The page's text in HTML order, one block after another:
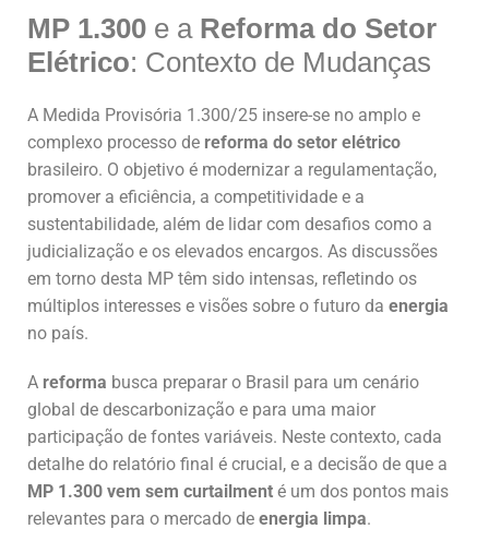
MP 1.300 e a Reforma do Setor
Elétrico: Contexto de Mudanças
A Medida Provisória 1.300/25 insere-se no amplo e
complexo processo de reforma do setor elétrico
brasileiro. O objetivo é modernizar a regulamentação,
promover a eficiência, a competitividade e a
sustentabilidade, além de lidar com desafios como a
judicialização e os elevados encargos. As discussões
em torno desta MP têm sido intensas, refletindo os
múltiplos interesses e visões sobre o futuro da energia
no país.
A reforma busca preparar o Brasil para um cenário
global de descarbonização e para uma maior
participação de fontes variáveis. Neste contexto, cada
detalhe do relatório final é crucial, e a decisão de que a
MP 1.300 vem sem curtailment é um dos pontos mais
relevantes para o mercado de energia limpa.